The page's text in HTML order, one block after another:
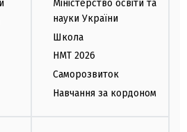
Міністерство освіти та
науки України
Школа
НМТ 2026
Саморозвиток
Навчання за кордоном